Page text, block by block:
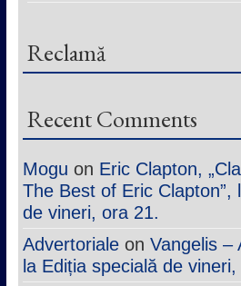
Reclamă
Recent Comments
Mogu on Eric Clapton,
The Best of Eric Clapton”,
de vineri, ora 21.
Advertorialeon Vangelis –
la Ediția specială de